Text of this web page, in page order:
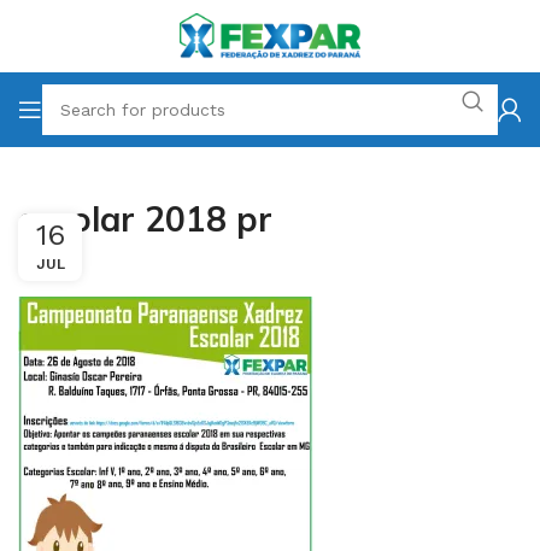
escolar 2018 pr
16
JUL